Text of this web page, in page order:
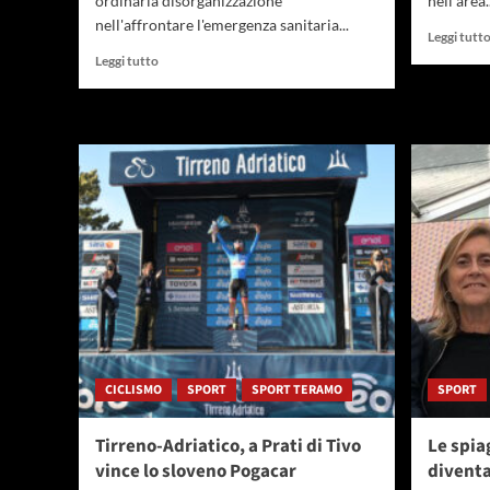
nell'affrontare l'emergenza sanitaria...
Leggi tuttoLeggi
Vaccinazioni
Chieti,
Marcozzi
“anziani
dirottati
ad
Ortona
senza
preavviso”
Leggi tutto
CICLISMO SPORT SPORT TERAMO
Tirreno-Adriatico, a Prati di Tivo
vince lo sloveno Pogacar
SPORT
Le